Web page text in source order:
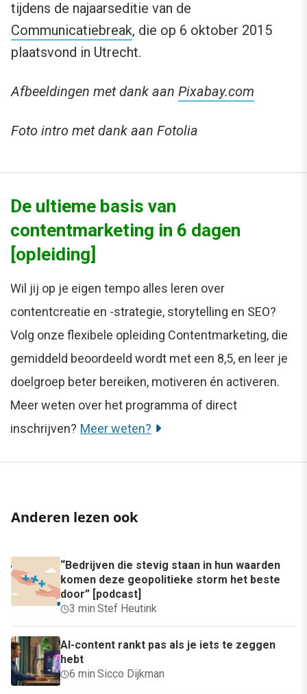
tijdens de najaarseditie van de
Communicatiebreak, die op 6 oktober 2015
plaatsvond in Utrecht.
Afbeeldingen met dank aan Pixabay.com
Foto intro met dank aan Fotolia
De ultieme basis van
contentmarketing in 6 dagen
[opleiding]
Wil jij op je eigen tempo alles leren over
contentcreatie en -strategie, storytelling en SEO?
Volg onze flexibele opleiding Contentmarketing, die
gemiddeld beoordeeld wordt met een 8,5, en leer je
doelgroep beter bereiken, motiveren én activeren.
Meer weten over het programma of direct
inschrijven? Meer weten?
Anderen lezen ook
“Bedrijven die stevig staan in hun waarden
komen deze geopolitieke storm het beste
door” [podcast]
3 min·Stef Heutink
AI-content rankt pas als je iets te zeggen
hebt
6 min·Sicco Dijkman